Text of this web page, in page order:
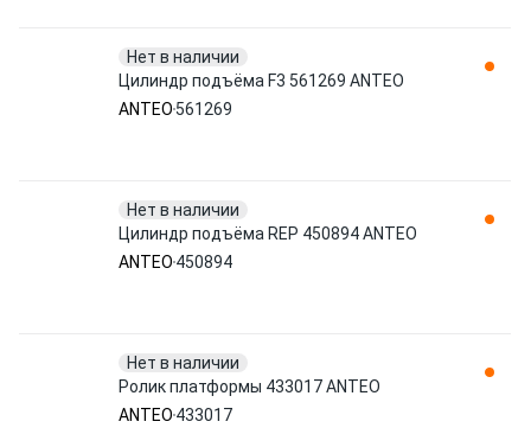
Нет в наличии
Цилиндр подъёма F3 561269 ANTEO
ANTEO 561269
Нет в наличии
Цилиндр подъёма REP 450894 ANTEO
ANTEO 450894
Нет в наличии
Ролик платформы 433017 ANTEO
ANTEO 433017